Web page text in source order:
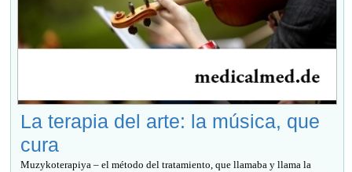
La terapia del arte: la música, que
cura
Muzykoterapiya – el método del tratamiento, que llamaba y llama la